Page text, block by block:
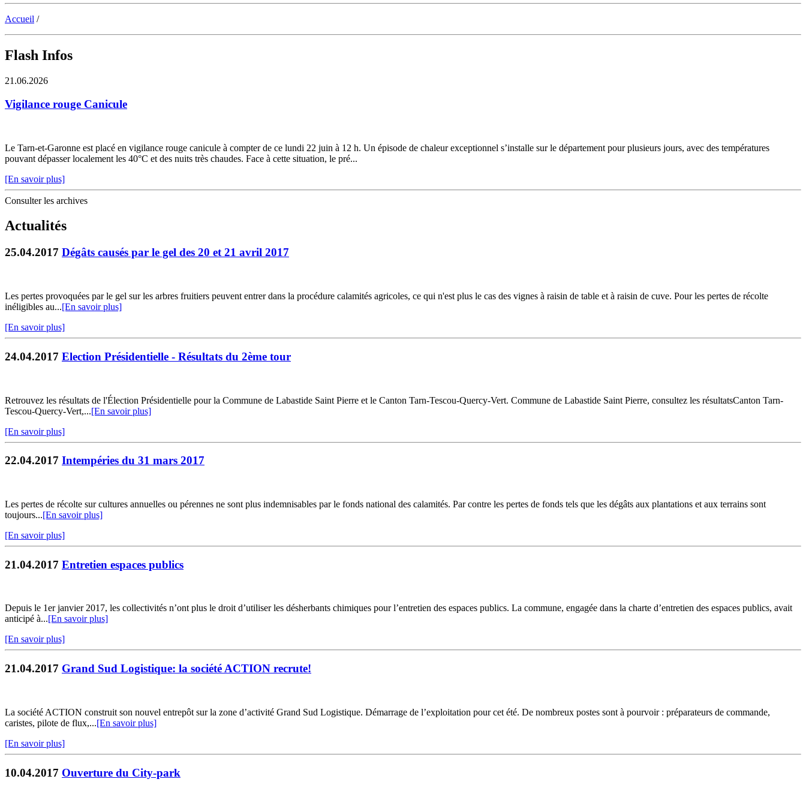
Accueil /
Flash Infos
21.06.2026
Vigilance rouge Canicule
Le Tarn-et-Garonne est placé en vigilance rouge canicule à compter de ce lundi 22 juin à 12 h. Un épisode de chaleur exceptionnel s’installe sur le département pour plusieurs jours, avec des températures
pouvant dépasser localement les 40°C et des nuits très chaudes. Face à cette situation, le pré...
[En savoir plus]
Consulter les archives
Actualités
25.04.2017 Dégâts causés par le gel des 20 et 21 avril 2017
Les pertes provoquées par le gel sur les arbres fruitiers peuvent entrer dans la procédure calamités agricoles, ce qui n'est plus le cas des vignes à raisin de table et à raisin de cuve. Pour les pertes de récolte
inéligibles au...[En savoir plus]
[En savoir plus]
24.04.2017 Election Présidentielle - Résultats du 2ème tour
Retrouvez les résultats de l'Élection Présidentielle pour la Commune de Labastide Saint Pierre et le Canton Tarn-Tescou-Quercy-Vert. Commune de Labastide Saint Pierre, consultez les résultatsCanton Tarn-
Tescou-Quercy-Vert,...[En savoir plus]
[En savoir plus]
22.04.2017 Intempéries du 31 mars 2017
Les pertes de récolte sur cultures annuelles ou pérennes ne sont plus indemnisables par le fonds national des calamités. Par contre les pertes de fonds tels que les dégâts aux plantations et aux terrains sont
toujours...[En savoir plus]
[En savoir plus]
21.04.2017 Entretien espaces publics
Depuis le 1er janvier 2017, les collectivités n’ont plus le droit d’utiliser les désherbants chimiques pour l’entretien des espaces publics. La commune, engagée dans la charte d’entretien des espaces publics, avait
anticipé à...[En savoir plus]
[En savoir plus]
21.04.2017 Grand Sud Logistique: la société ACTION recrute!
La société ACTION construit son nouvel entrepôt sur la zone d’activité Grand Sud Logistique. Démarrage de l’exploitation pour cet été. De nombreux postes sont à pourvoir : préparateurs de commande,
caristes, pilote de flux,...[En savoir plus]
[En savoir plus]
10.04.2017 Ouverture du City-park